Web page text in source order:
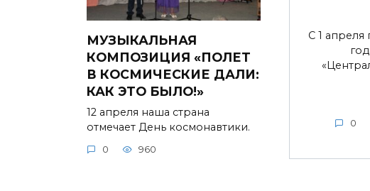
МУЗЫКАЛЬНАЯ
КОМПОЗИЦИЯ «ПОЛЕТ
В КОСМИЧЕСКИЕ ДАЛИ:
КАК ЭТО БЫЛО!»
12 апреля наша страна
отмечает День космонавтики.
0 960
С 1 апреля
0